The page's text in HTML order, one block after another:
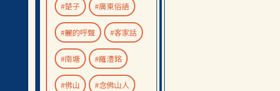
#楚子 #廣東俗語
#麗的呼聲 #客家話
#南塘 #羅澧銘
#佛山 #念佛山人